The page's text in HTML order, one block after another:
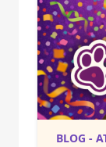
BLOG -